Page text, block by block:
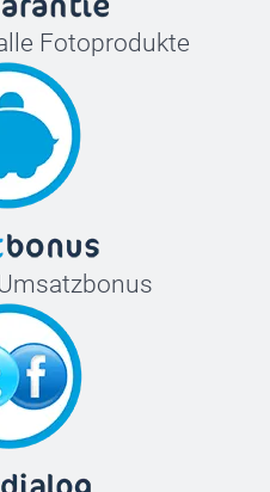
Fotoprodukte